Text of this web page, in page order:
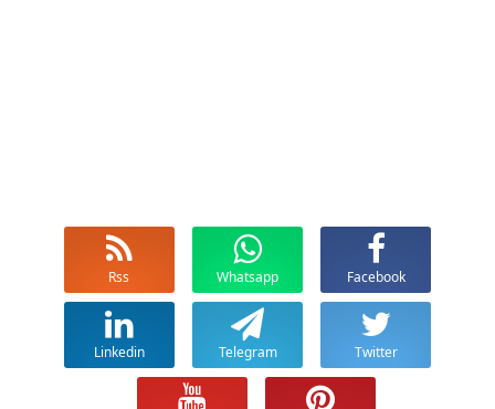
Facebook
Whatsapp
Rss
Twitter
Telegram
Linkedin